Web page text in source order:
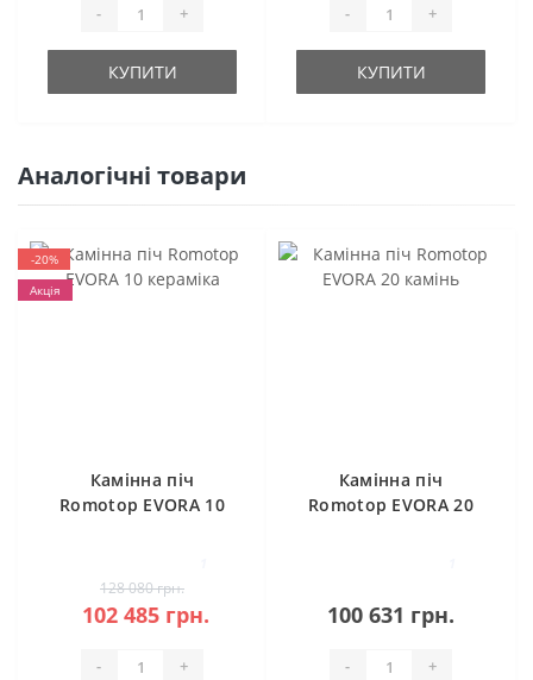
- +
КУПИТИ
- +
КУПИТИ
Аналогічні товари
-20%
Акція
Камінна піч
Romotop EVORA 10
128 080 грн.
102 485 грн.
- +
Камінна піч
Romotop EVORA 20
100 631 грн.
- +